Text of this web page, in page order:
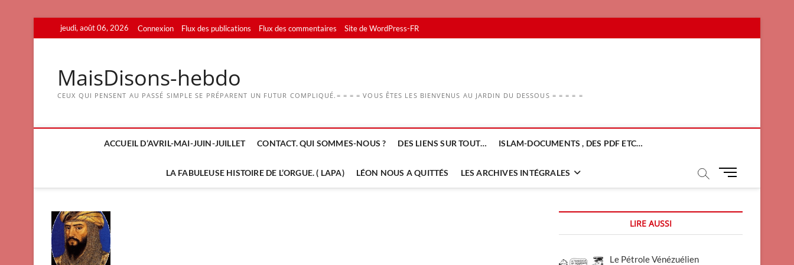
to
jeudi, août 06, 2026 Connexion Flux des publications Flux des commentaires Site de WordPress-FR
MaisDisons-hebdo
CEUX QUI PENSENT AU PASSÉ SIMPLE SE PRÉPARENT UN FUTUR COMPLIQUÉ.= = = = VOUS ÊTES LES BIENVENUS AU JARDIN DU DESSOUS = = = = =
ACCUEIL D’AVRIL-MAI-JUIN-JUILLET CONTACT. QUI SOMMES-NOUS ? DES LIENS SUR TOUT… ISLAM-DOCUMENTS , DES PDF ETC…
LA FABULEUSE HISTOIRE DE L’ORGUE. ( LAPA) LÉON NOUS A QUITTÉS LES ARCHIVES INTÉGRALES
M
u
u
LIRE AUSSI
Le Pétrole Vénézuélien